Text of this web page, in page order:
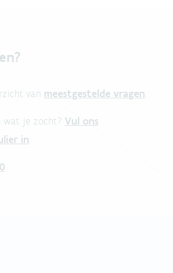
van meestgestelde vragen.
wat je zocht? Vul ons
in.